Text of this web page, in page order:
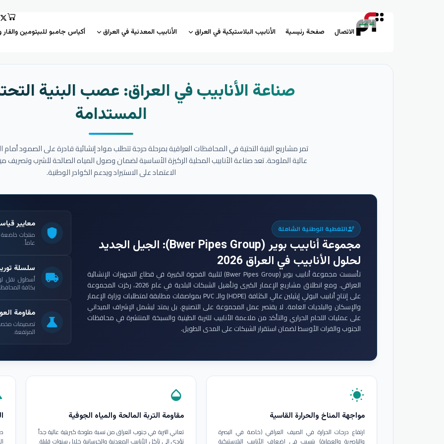
الاتصال صفحة رئيسية الأنابيب البلاستيكية في العراق الأنابيب المعدنية في العراق أكياس جامبو للبيتومين والقار
صناعة الأنابيب في العراق: عصب البنية
المستدامة
تمر مشاريع البنية التحتية في المحافظات العراقية بمرحلة حرجة تتطلب مواد إنشائية قادرة على الصمود أمام
عالية الملوحة. تعد صناعة الأنابيب المحلية الركيزة الأساسية لضمان وصول المياه الصالحة للشرب وتصريف
الاعتماد على الاستيراد ويدعم الكوادر الوطنية.
engineeringالتغطية الوطنية الشاملة
مجموعة أنابيب بوير (Bwer Pipes Group)
: الجيل الجديد
لحلول الأنابيب في العراق 2026
تأسست مجموعة أنابيب بوير (Bwer Pipes Group) لتلبية الفجوة الكبيرة في قطاع التجهيزات الإنشائية
العراقي. ومع انطلاق مشاريع الإعمار الكبرى وتأهيل الشبكات البلدية في عام 2026، ركزت المجموعة
على إنتاج أنابيب البولي إيثيلين عالي الكثافة (HDPE) والـ PVC بمواصفات مطابقة لمتطلبات وزارة الإعمار
والإسكان والبلديات العامة. لا يقتصر عمل المجموعة على التصنيع، بل يمتد ليشمل الإشراف الميداني
على عمليات اللحام الحراري والتأكد من ملاءمة الأنابيب للتربة الطينية والسبخة المنتشرة في محافظات
الجنوب والفرات الأوسط لضمان استقرار الشبكات على المدى الطويل.
shield
معايير
عاماً.
local_shipping
سلسلة
أسطول نقل
بكافة
science
مقاومة
تصميمات
المرتفعة.
wb_sunny
مواجهة المناخ والحرارة القاسية
ارتفاع درجات الحرارة في الصيف العراقي (خاصة في البصرة
والناصرية والعمارة) يتسبب في إضعاف الأنابيب البلاستيكية
opacity
مقاومة التربة المالحة والمياه الجوفية
تعاني التربة في جنوب العراق من نسبة ملوحة كبريتية عالية جداً
تؤدي إلى تآكل الأنابيب المعدنية والخرسانية خلال سنوات قليلة.